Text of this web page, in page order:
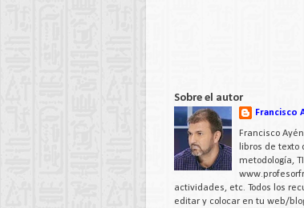
Sobre el autor
Francisco
Francisco
libros de
metodología,
actividades, etc. Todos los
editar y colocar en tu web/